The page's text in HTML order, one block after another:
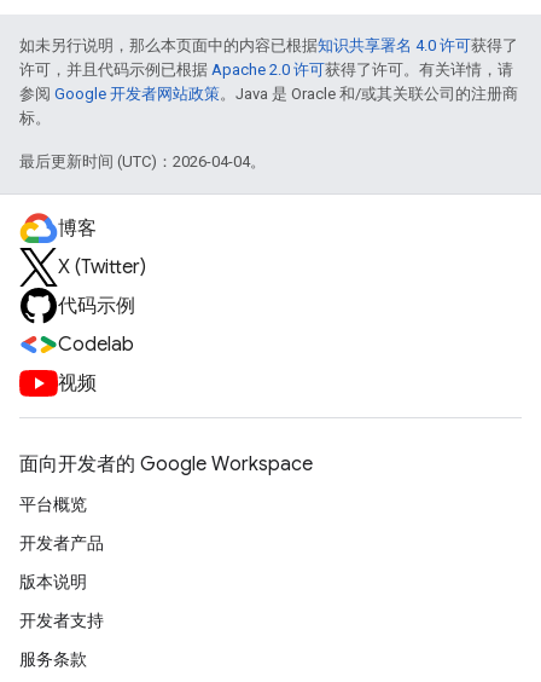
如未另行说明，那么本页面中的内容已根据知识共享署名 4.0 许可获得了
许可，并且代码示例已根据 Apache 2.0 许可获得了许可。有关详情，请
参阅 Google 开发者网站政策。Java 是 Oracle 和/或其关联公司的注册商
标。
最后更新时间 (UTC)：2026-04-04。
博客
X (Twitter)
代码示例
Codelab
视频
面向开发者的 Google Workspace
平台概览
开发者产品
版本说明
开发者支持
服务条款